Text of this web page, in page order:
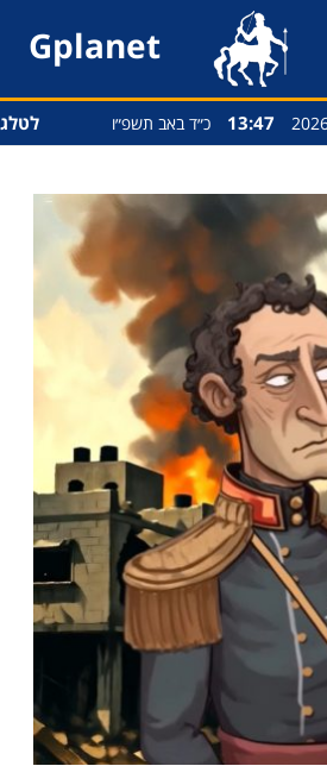
Gplanet
13:47 כ״ד באב תשפ״ו